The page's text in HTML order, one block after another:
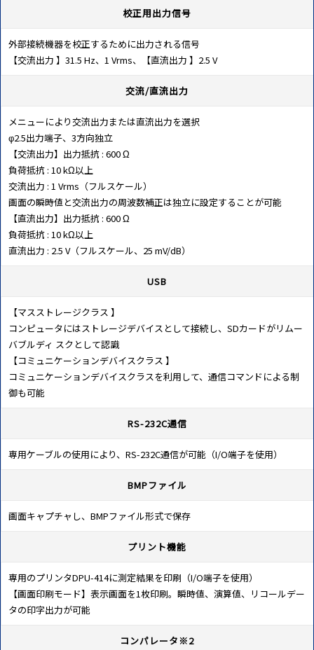
校正用出力信号
外部接続機器を校正するために出力される信号
【交流出力 】31.5 Hz、1 Vrms、【直流出力 】2.5 V
交流/直流出力
メニューにより交流出力または直流出力を選択
φ2.5出力端子、3方向独立
【交流出力】出力抵抗 : 600 Ω
負荷抵抗 : 10 kΩ以上
交流出力 : 1 Vrms（フルスケール）
画面の瞬時値と交流出力の周波数補正は独立に設定することが可能
【直流出力】出力抵抗 : 600 Ω
負荷抵抗 : 10 kΩ以上
直流出力 : 2.5 V（フルスケール、25 mV/dB）
USB
【マスストレージクラス 】
コンピュータにはストレージデバイスとして接続し、SDカードがリムー
バブルディ スクとして認識
【コミュニケーションデバイスクラス 】
コミュニケーションデバイスクラスを利用して、通信コマンドによる制
御も可能
RS-232C通信
専用ケーブルの使用により、RS-232C通信が可能（I/O端子を使用）
BMPファイル
画面キャプチャし、BMPファイル形式で保存
プリント機能
専用のプリンタDPU-414に測定結果を印刷（I/O端子を使用）
【画面印刷モード】表示画面を1枚印刷。瞬時値、演算値、リコールデー
タの印字出力が可能
コンパレータ※2